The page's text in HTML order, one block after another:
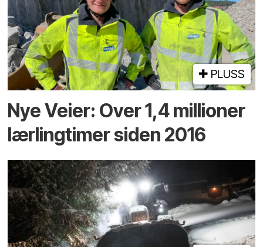
PLUSS
Nye Veier: Over 1,4 millioner
lærlingtimer siden 2016